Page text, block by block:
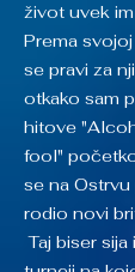
život uvek
Prema
se pravi za
otkako sam
hitove
fool"
se na
rodio novi
Taj biser